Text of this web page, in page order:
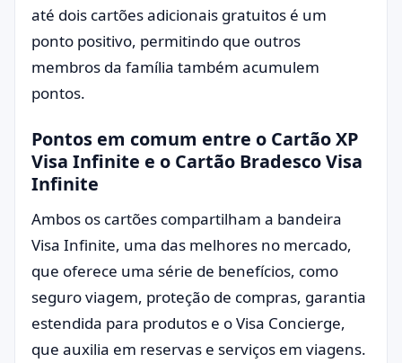
até dois cartões adicionais gratuitos é um
ponto positivo, permitindo que outros
membros da família também acumulem
pontos.
Pontos em comum entre o Cartão XP
Visa Infinite e o Cartão Bradesco Visa
Infinite
Ambos os cartões compartilham a bandeira
Visa Infinite, uma das melhores no mercado,
que oferece uma série de benefícios, como
seguro viagem, proteção de compras, garantia
estendida para produtos e o Visa Concierge,
que auxilia em reservas e serviços em viagens.